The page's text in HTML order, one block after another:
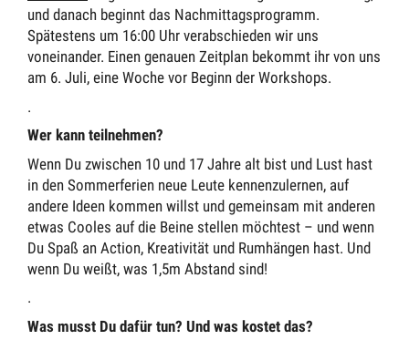
und danach beginnt das Nachmittagsprogramm.
Spätestens um 16:00 Uhr verabschieden wir uns
voneinander. Einen genauen Zeitplan bekommt ihr von uns
am 6. Juli, eine Woche vor Beginn der Workshops.
.
Wer kann teilnehmen?
Wenn Du zwischen 10 und 17 Jahre alt bist und Lust hast
in den Sommerferien neue Leute kennenzulernen, auf
andere Ideen kommen willst und gemeinsam mit anderen
etwas Cooles auf die Beine stellen möchtest – und wenn
Du Spaß an Action, Kreativität und Rumhängen hast. Und
wenn Du weißt, was 1,5m Abstand sind!
.
Was musst Du dafür tun? Und was kostet das?